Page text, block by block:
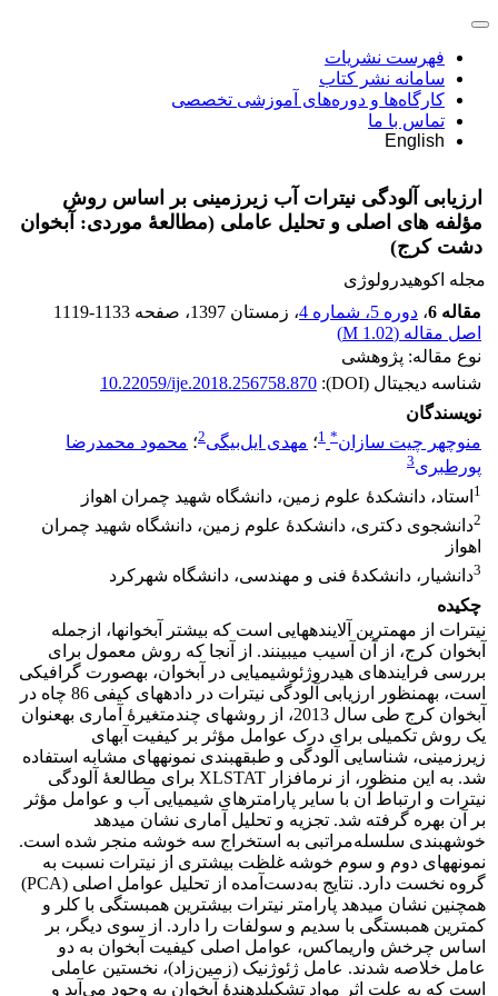
فهرست نشریات
سامانه نشر کتاب
کارگاه‌ها و دوره‌های آموزشی تخصصی
تماس با ما
English
ارزیابی آلودگی نیترات آب زیرزمینی بر اساس روش
مؤلفه ‏های اصلی و تحلیل عاملی (مطالعۀ موردی: آبخوان
دشت کرج)
مجله اکوهیدرولوژی
مقاله 6
، دوره 5، شماره 4 ، زمستان 1397 ، صفحه 1119-1133
اصل مقاله (1.02 M
)
نوع مقاله: پژوهشی
شناسه دیجیتال (DOI):
10.22059/ije.2018.256758.870
نویسندگان
منوچهر چیت سازان*
1؛ مهدی ایل‌بیگی2؛ محمود محمدرضا
پورطبری3
1 استاد، دانشکدۀ علوم زمین، دانشگاه شهید چمران اهواز
2دانشجوی دکتری، دانشکدۀ علوم زمین، دانشگاه شهید چمران
اهواز
3دانشیار، دانشکدۀ فنی و مهندسی، دانشگاه شهرکرد
چکیده
نیترات از مهم‏ترین آلاینده‏هایی است که بیشتر آبخوان‏ها، ازجمله
آبخوان کرج، از آن آسیب می‏بینند. از آنجا ‏که روش معمول برای
بررسی فرایندهای هیدروژئوشیمیایی در آبخوان، به‏صورت گرافیکی
است، به‏منظور ارزیابی آلودگی نیترات در داده‏های کیفی 86 چاه در
آبخوان کرج طی سال 2013، از روش‏های چندمتغیرۀ آماری به‏عنوان
یک روش تکمیلی برای درک عوامل مؤثر بر کیفیت آب‏های
زیرزمینی، شناسایی آلودگی و طبقه‏بندی نمونه‏های مشابه استفاده
شد. به این منظور، از نرم‏افزار XLSTAT برای مطالعۀ آلودگی
نیترات و ارتباط آن با سایر پارامترهای شیمیایی آب و عوامل مؤثر
بر آن بهره گرفته شد. تجزیه و تحلیل آماری نشان می‏دهد
خوشه‏بندی سلسله‌مراتبی به استخراج سه خوشه منجر شده است.
نمونه‏های دوم و سوم خوشه غلظت بیشتری از نیترات نسبت به
گروه نخست دارد. نتایج به‌دست‌آمده از تحلیل عوامل اصلی (PCA)
همچنین نشان می‏دهد پارامتر نیترات بیشترین همبستگی با کلر و
کمترین همبستگی با سدیم و سولفات را دارد. از سوی دیگر، بر
اساس چرخش واریماکس، عوامل اصلی کیفیت آبخوان به دو
عامل خلاصه شدند. عامل ژئوژنیک (زمین‌زاد)، نخستین عاملی
است که به علت اثر مواد تشکیل‏دهندۀ آبخوان به وجود می‌آید و